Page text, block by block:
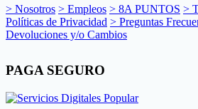
> Nosotros > Empleos > 8A PUNTOS >
Políticas de Privacidad > Preguntas
Devoluciones y/o Cambios
PAGA SEGURO